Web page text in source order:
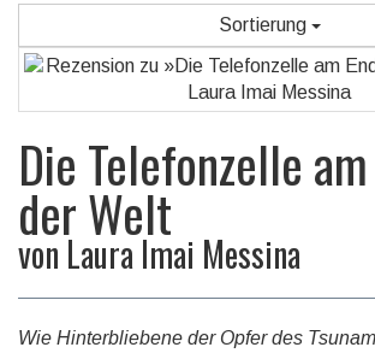
Sortierung
Die Telefonzelle
der Welt
von Laura Imai Messina
Wie Hinterbliebene der Opfer des